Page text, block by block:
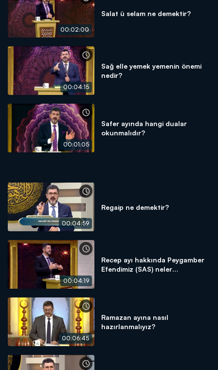
00:02:00
Salat ü selam ne demektir?
00:04:15
Sağ elle yemek yemenin önemi
nedir?
00:01:05
Safer ayında hangi dualar
okunmalıdır?
00:04:59
Regaip ne demektir?
00:04:19
Recep ayı hakkında Peygamber
Efendimiz (SAS) neler
00:06:45
Ramazan ayına nasıl
hazırlanmalıyız?